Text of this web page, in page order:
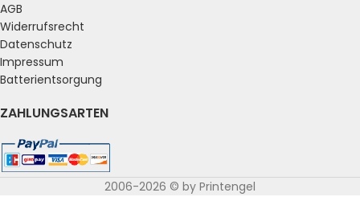
AGB
Widerrufsrecht
Datenschutz
Impressum
Batterientsorgung
ZAHLUNGSARTEN
2006-2026 © by Printengel